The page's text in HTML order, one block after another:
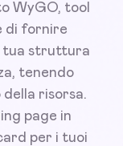
WyGO, tool
di fornire
tua struttura
tenendo
risorsa.
page in
per i tuoi